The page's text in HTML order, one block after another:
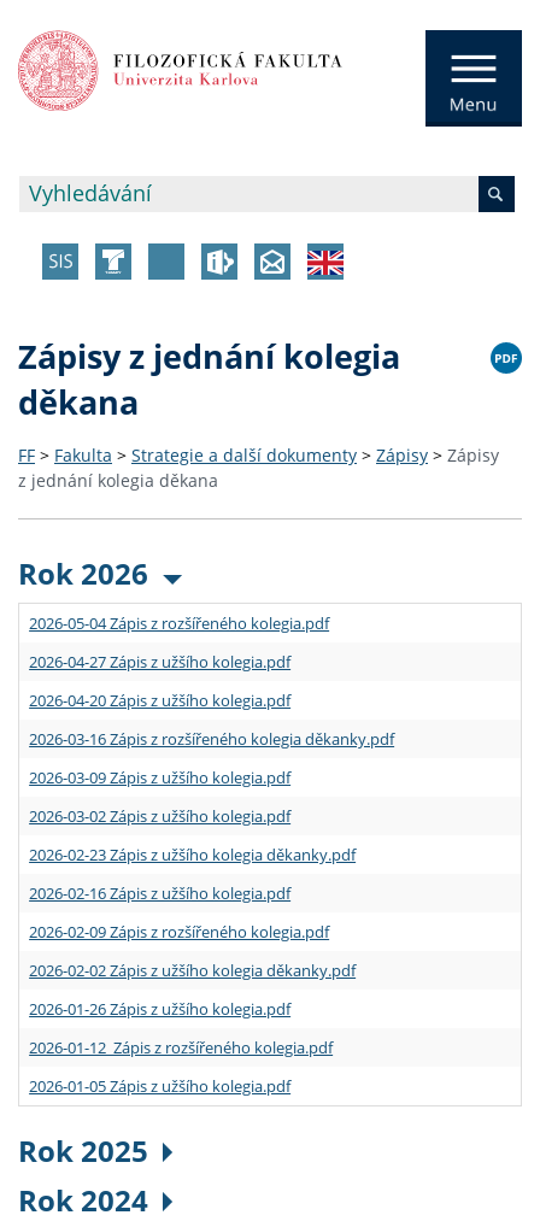
Zápisy z jednání kolegia
děkana
FF > Fakulta > Strategie a další dokumenty > Zápisy > Zápisy
z jednání kolegia děkana
Rok 2026
2026-05-04 Zápis z rozšířeného kolegia.pdf
2026-04-27 Zápis z užšího kolegia.pdf
2026-04-20 Zápis z užšího kolegia.pdf
2026-03-16 Zápis z rozšířeného kolegia děkanky.pdf
2026-03-09 Zápis z užšího kolegia.pdf
2026-03-02 Zápis z užšího kolegia.pdf
2026-02-23 Zápis z užšího kolegia děkanky.pdf
2026-02-16 Zápis z užšího kolegia.pdf
2026-02-09 Zápis z rozšířeného kolegia.pdf
2026-02-02 Zápis z užšího kolegia děkanky.pdf
2026-01-26 Zápis z užšího kolegia.pdf
2026-01-12 Zápis z rozšířeného kolegia.pdf
2026-01-05 Zápis z užšího kolegia.pdf
Rok 2025
Rok 2024